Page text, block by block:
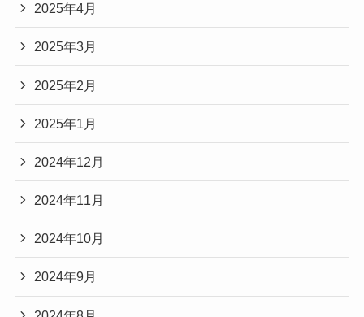
2025年4月
2025年3月
2025年2月
2025年1月
2024年12月
2024年11月
2024年10月
2024年9月